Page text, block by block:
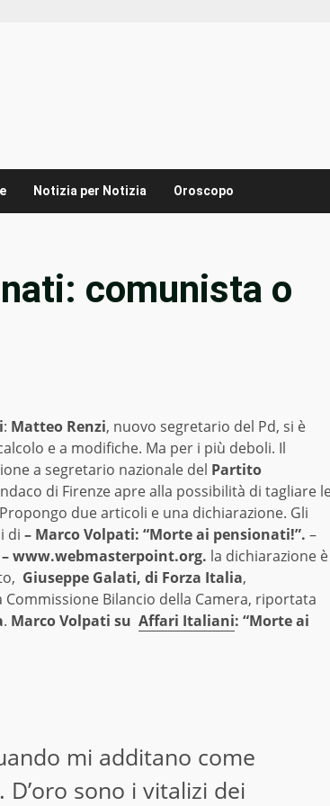
Notizia per Notizia Oroscopo
comunista o
: Matteo Renzi, nuovo segretario del Pd, si è
e a modifiche. Ma per i più deboli. Il
a segretario nazionale del Partito
di Firenze apre alla possibilità di tagliare
due articoli e una dichiarazione. Gli
di – Marco Volpati: “Morte ai pensionati!”. –
www.webmasterpoint.org. la dichiarazione è
Giuseppe Galati, di Forza Italia,
Bilancio della Camera, riportata
. Marco Volpati su Affari Italiani: “Morte ai
mi additano come
sono i vitalizi dei